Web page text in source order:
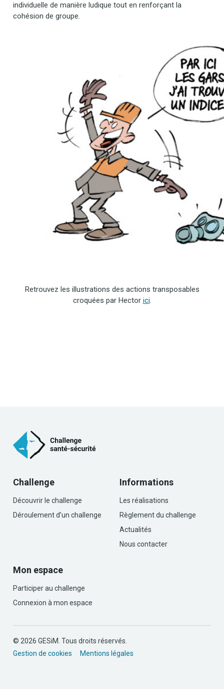
individuelle de manière ludique tout en renforçant la
cohésion de groupe.
Retrouvez les illustrations des actions transposables
croquées par Hector ici.
Challenge
Découvrir le challenge
Déroulement d’un challenge
Informations
Les réalisations
Règlement du challenge
Actualités
Nous contacter
Mon espace
Participer au challenge
Connexion à mon espace
© 2026 GESiM. Tous droits réservés.
Gestion de cookies
Mentions légales